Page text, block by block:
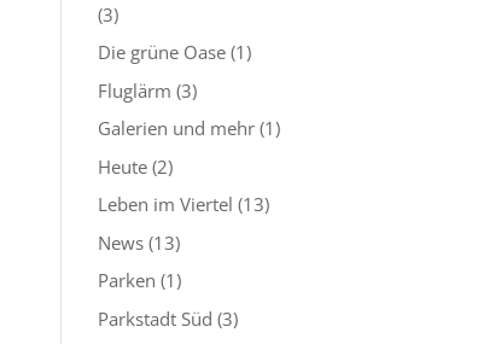
(3)
Die grüne Oase (1)
Fluglärm (3)
Galerien und mehr (1)
Heute (2)
Leben im Viertel (13)
News (13)
Parken (1)
Parkstadt Süd (3)